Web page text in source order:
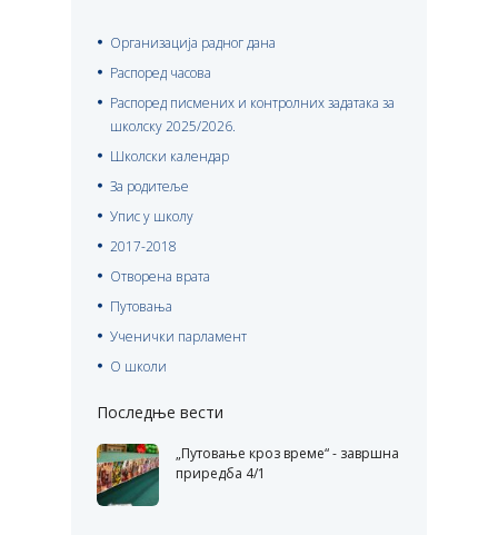
Организација радног дана
Распоред часова
Распоред писмених и контролних задатака за
школску 2025/2026.
Школски календар
За родитеље
Упис у школу
2017-2018
Отворена врата
Путовања
Ученички парламент
О школи
Последње вести
„Путовање кроз време“ - завршна
приредба 4/1